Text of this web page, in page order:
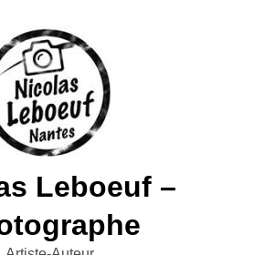
Leboeuf –